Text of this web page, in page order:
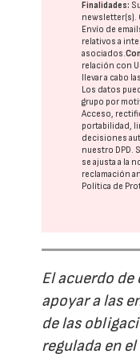
Finalidades:
newsletter(s).
Envío de
relativos a
asociados.
relación con
llevar a cabo
Los datos
grupo por
Acceso,
portabilidad,
decisiones
nuestro DPD.
se ajusta a la
reclamación
Política de
El acuerdo
apoyar a las
de las
regulada en